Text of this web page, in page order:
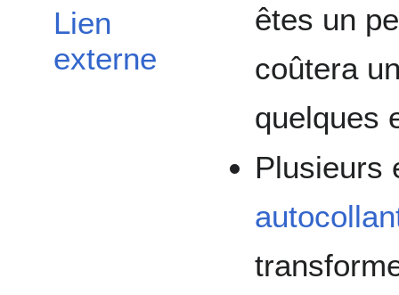
Lien
externe
êtes un
coûtera
quelques
Plusieurs